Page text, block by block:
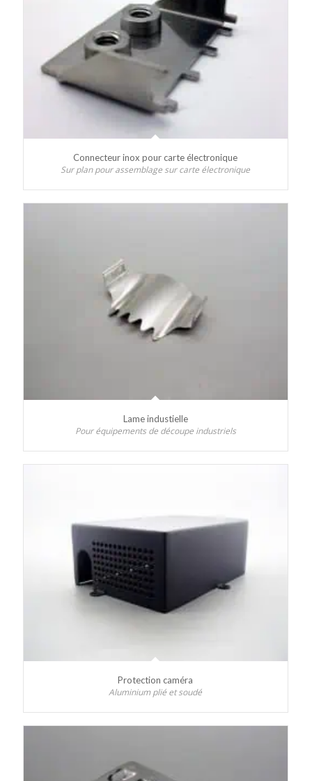
Connecteur inox pour carte électronique
Sur plan pour assemblage sur carte électronique
Lame industielle
Pour équipements de découpe industriels
Protection caméra
Aluminium plié et soudé